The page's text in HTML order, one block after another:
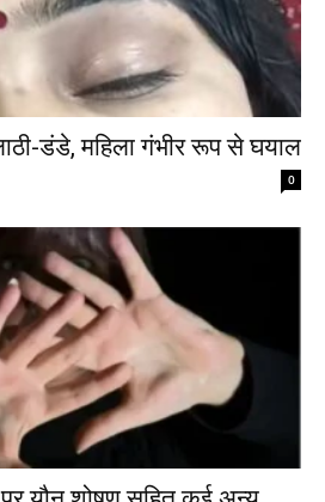
डंडे, महिला गंभीर रूप से घयाल
0